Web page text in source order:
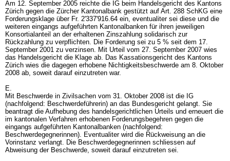
Am 12. September 2005 reichte die IG beim Handelsgericht des Kantons
Zürich gegen die Zürcher Kantonalbank gestützt auf Art. 288 SchKG eine
Forderungsklage über Fr. 2'337'916.64 ein, eventualiter sei diese und die
weiteren eingangs aufgeführten Kantonalbanken für ihren jeweiligen
Konsortialanteil an der erhaltenen Zinszahlung solidarisch zur
Rückzahlung zu verpflichten. Die Forderung sei zu 5 % seit dem 17.
September 2001 zu verzinsen. Mit Urteil vom 27. September 2007 wies
das Handelsgericht die Klage ab. Das Kassationsgericht des Kantons
Zürich wies die dagegen erhobene Nichtigkeitsbeschwerde am 8. Oktober
2008 ab, soweit darauf einzutreten war.
E.
Mit Beschwerde in Zivilsachen vom 31. Oktober 2008 ist die IG
(nachfolgend: Beschwerdeführerin) an das Bundesgericht gelangt. Sie
beantragt die Aufhebung des handelsgerichtlichen Urteils und erneuert die
im kantonalen Verfahren erhobenen Forderungsbegehren gegen die
eingangs aufgeführten Kantonalbanken (nachfolgend:
Beschwerdegegnerinnen). Eventualiter wird die Rückweisung an die
Vorinstanz verlangt. Die Beschwerdegegnerinnen schliessen auf
Abweisung der Beschwerde, soweit darauf einzutreten sei.